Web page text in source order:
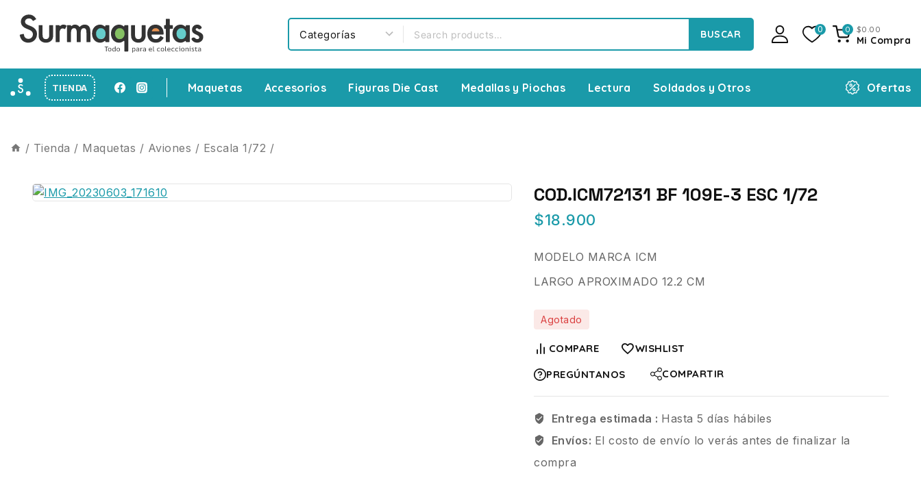
BUSCAR 0 0 $0 .00
Mi Compra
TIENDA Maquetas Accesorios Figuras Die Cast Medallas y Piochas Lectura Soldados y Otros Ofertas
/ Tienda / Maquetas / Aviones / Escala 1/72 /
COD.ICM72131 BF 109E-3 ESC 1/72
$18.900
MODELO MARCA ICM
LARGO APROXIMADO 12.2 CM
Agotado
COMPARE
WISHLIST
PREGÚNTANOS
COMPARTIR
Entrega estimada : Hasta 5 días hábiles
Envíos: El costo de envío lo verás antes de finalizar la
compra